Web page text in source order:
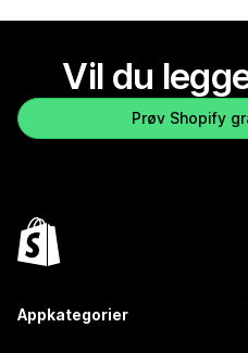
Vil du
Prøv Shopify
Appkategorier